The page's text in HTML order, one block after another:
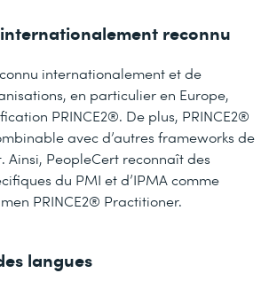
reconnu
internationalement et de
en particulier en Europe,
PRINCE2®. De plus, PRINCE2®
avec d’autres frameworks de
Ainsi, PeopleCert reconnaît des
du PMI et d’IPMA comme
PRINCE2® Practitioner.
langues